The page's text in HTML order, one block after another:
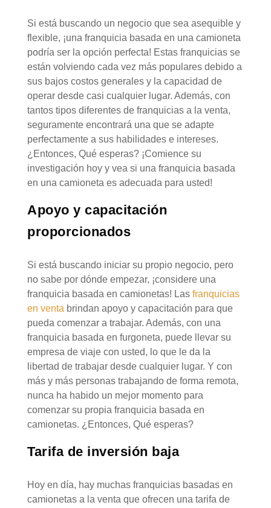
Si está buscando un negocio que sea asequible y
flexible, ¡una franquicia basada en una camioneta
podría ser la opción perfecta! Estas franquicias se
están volviendo cada vez más populares debido a
sus bajos costos generales y la capacidad de
operar desde casi cualquier lugar. Además, con
tantos tipos diferentes de franquicias a la venta,
seguramente encontrará una que se adapte
perfectamente a sus habilidades e intereses.
¿Entonces, Qué esperas? ¡Comience su
investigación hoy y vea si una franquicia basada
en una camioneta es adecuada para usted!
Apoyo y capacitación
proporcionados
Si está buscando iniciar su propio negocio, pero
no sabe por dónde empezar, ¡considere una
franquicia basada en camionetas! Las franquicias
en venta brindan apoyo y capacitación para que
pueda comenzar a trabajar. Además, con una
franquicia basada en furgoneta, puede llevar su
empresa de viaje con usted, lo que le da la
libertad de trabajar desde cualquier lugar. Y con
más y más personas trabajando de forma remota,
nunca ha habido un mejor momento para
comenzar su propia franquicia basada en
camionetas. ¿Entonces, Qué esperas?
Tarifa de inversión baja
Hoy en día, hay muchas franquicias basadas en
camionetas a la venta que ofrecen una tarifa de